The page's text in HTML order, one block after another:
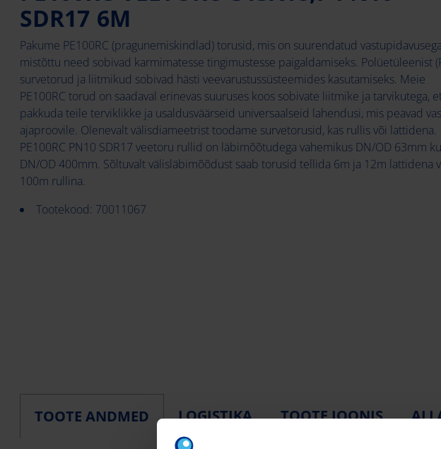
SDR17 6M
Pakume PE100RC (pragunemiskindlad) torusid, mis on suurendatud
mistõttu need sobivad karmimatesse tingimustesse paigaldamiseks. Polüetüleenist
survetorud ja liitmikud sobivad hästi veevarustussüsteemides kasutamiseks. Meie
PE100RC torud on saadaval erinevas suuruses koos sobivate liitmike ja tarvikutega,
pakkuda teile terviklikke ja usaldusväärseid universaalseid lahendusi, mis peavad
ajaproovile. Olenevalt välisdiameetrist toodame survetorusid, kas rullis või lattidena.
PE100RC PN10 SDR17 veetoru rullid on läbimõõtudega vahemikus DN/OD 63mm
DN/OD 400mm. Sõltuvalt välisläbimõõdust saab torusid tellida 6m ja 12m lattidena
100m rullina.
Tootekood: 70011067
TOOTE ANDMED LOGISTIKA TOOTE JOONIS